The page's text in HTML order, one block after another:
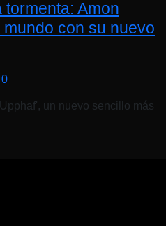
Amon
con su nuevo
0
un nuevo sencillo más